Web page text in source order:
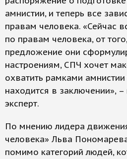
амнистии, и теперь все
правам человека. «Сейчас
по правам человека, от
предложение они
настроениям, СПЧ хочет
охватить рамками амнистии
находится в заключении»,
эксперт.
По мнению лидера
человека» Льва
помимо категорий людей,